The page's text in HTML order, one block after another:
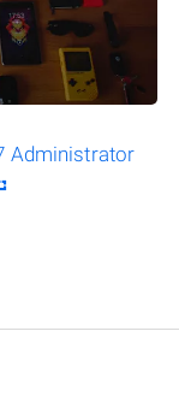
Administrator